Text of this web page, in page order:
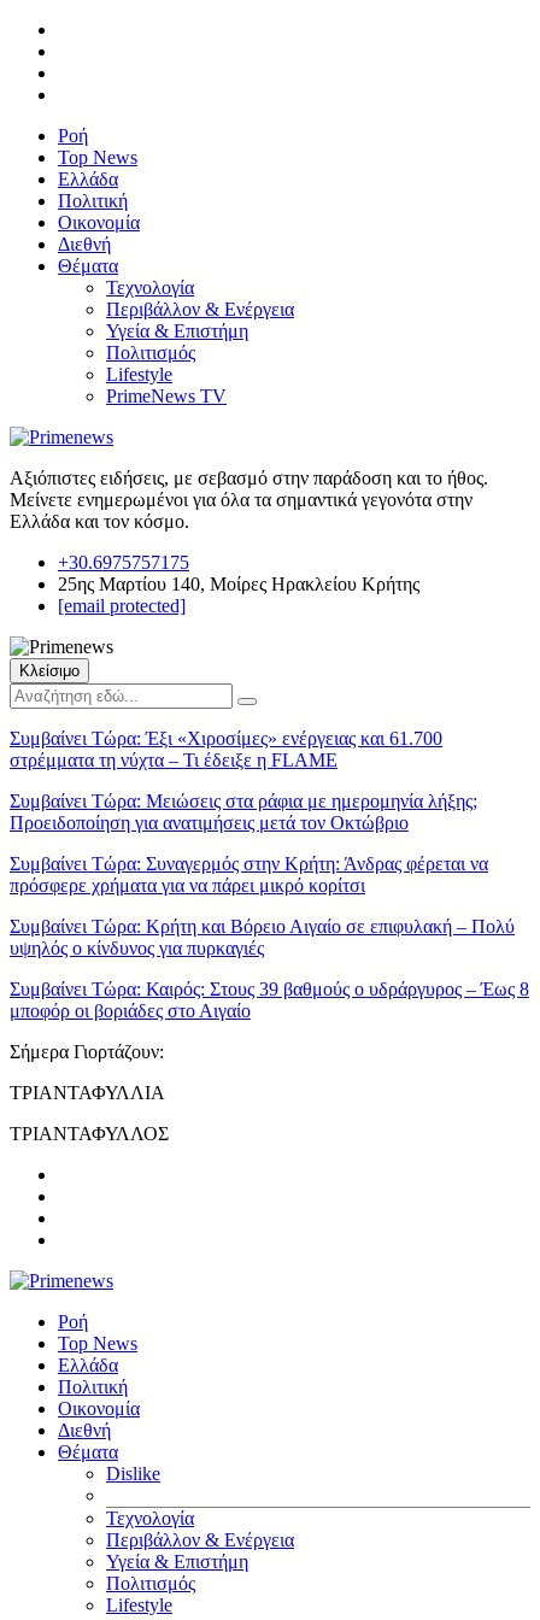
Ροή
Top News
Ελλάδα
Πολιτική
Οικονομία
Διεθνή
Θέματα
Τεχνολογία
Περιβάλλον & Ενέργεια
Υγεία & Επιστήμη
Πολιτισμός
Lifestyle
PrimeNews TV
Αξιόπιστες ειδήσεις, με σεβασμό στην παράδοση και το ήθος.
Μείνετε ενημερωμένοι για όλα τα σημαντικά γεγονότα στην
Ελλάδα και τον κόσμο.
+30.6975757175
25ης Μαρτίου 140, Μοίρες Ηρακλείου Κρήτης
[email protected]
Κλείσιμο
Συμβαίνει Τώρα: Έξι «Χιροσίμες» ενέργειας και 61.700
στρέμματα τη νύχτα – Τι έδειξε η FLAME
Συμβαίνει Τώρα: Μειώσεις στα ράφια με ημερομηνία λήξης;
Προειδοποίηση για ανατιμήσεις μετά τον Οκτώβριο
Συμβαίνει Τώρα: Συναγερμός στην Κρήτη: Άνδρας φέρεται να
πρόσφερε χρήματα για να πάρει μικρό κορίτσι
Συμβαίνει Τώρα: Κρήτη και Βόρειο Αιγαίο σε επιφυλακή – Πολύ
υψηλός ο κίνδυνος για πυρκαγιές
Συμβαίνει Τώρα: Καιρός: Στους 39 βαθμούς ο υδράργυρος – Έως 8
μποφόρ οι βοριάδες στο Αιγαίο
Σήμερα Γιορτάζουν:
ΤΡΙΑΝΤΑΦΥΛΛΙΑ
ΤΡΙΑΝΤΑΦΥΛΛΟΣ
Ροή
Top News
Ελλάδα
Πολιτική
Οικονομία
Διεθνή
Θέματα
Dislike
Τεχνολογία
Περιβάλλον & Ενέργεια
Υγεία & Επιστήμη
Πολιτισμός
Lifestyle